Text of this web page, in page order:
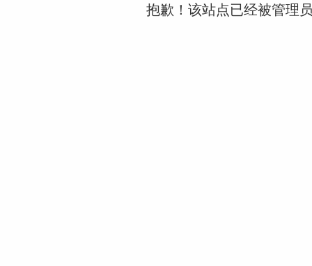
抱歉！该站点已经被管理